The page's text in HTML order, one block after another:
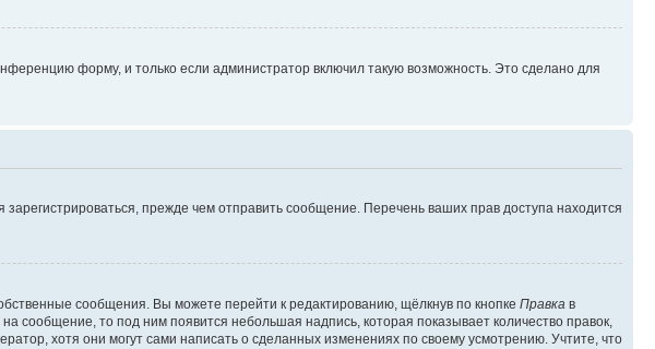
форму, и только если администратор включил такую возможность. Это сделано для
прежде чем отправить сообщение. Перечень ваших прав доступа находится
сообщения. Вы можете перейти к редактированию, щёлкнув по кнопке Правка в
сообщение, то под ним появится небольшая надпись, которая показывает количество правок,
хотя они могут сами написать о сделанных изменениях по своему усмотрению. Учтите, что